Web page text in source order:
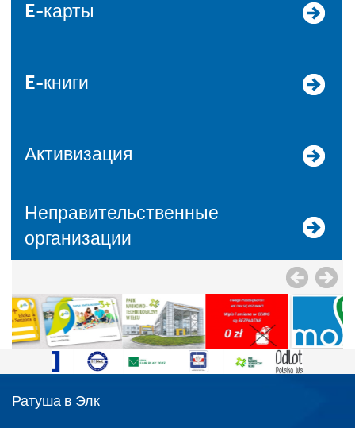
E-карты
E-книги
Активизация
Неправительственные
организации
Ратуша в Элк